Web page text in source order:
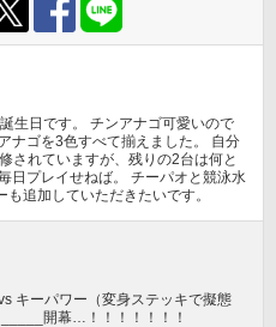
生日です。 チンアナゴ可愛いので
ナゴを3色すべて揃えました。 自分
されていますが、残りの2台は何と
日プレイせねば。 チーパオと競泳水
追加していただきたいです。
キーパワー（変身ステッキで擬態
開幕…！！！！！！！